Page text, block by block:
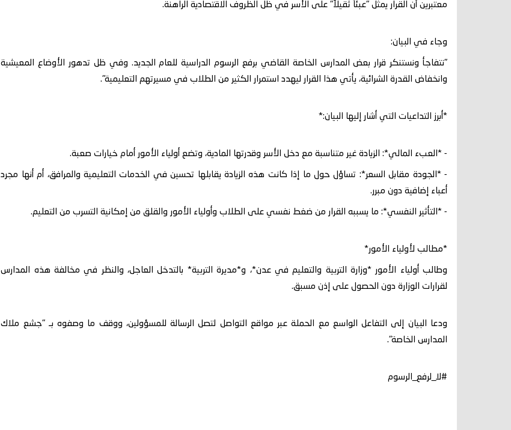
معتبرين أن القرار يمثل "عبئاً ثقيلاً" على الأسر في ظل الظروف الاقتصادية الراهنة.
وجاء في البيان:
"نتفاجأ ونستنكر قرار بعض المدارس الخاصة القاضي برفع الرسوم الدراسية للعام الجديد. وفي ظل تدهور الأوضاع المعيشية
وانخفاض القدرة الشرائية، يأتي هذا القرار ليهدد استمرار الكثير من الطلاب في مسيرتهم التعليمية".
*أبرز التداعيات التي أشار إليها البيان:*
- *العبء المالي*: الزيادة غير متناسبة مع دخل الأسر وقدرتها المادية، وتضع أولياء الأمور أمام خيارات صعبة.
- *الجودة مقابل السعر*: تساؤل حول ما إذا كانت هذه الزيادة يقابلها تحسين في الخدمات التعليمية والمرافق، أم أنها مجرد
أعباء إضافية دون مبرر.
- *التأثير النفسي*: ما يسببه القرار من ضغط نفسي على الطلاب وأولياء الأمور والقلق من إمكانية التسرب من التعليم.
*مطالب لأولياء الأمور*
وطالب أولياء الأمور *وزارة التربية والتعليم في عدن*، و*مديرة التربية* بالتدخل العاجل، والنظر في مخالفة هذه المدارس
لقرارات الوزارة دون الحصول على إذن مسبق.
ودعا البيان إلى التفاعل الواسع مع الحملة عبر مواقع التواصل لتصل الرسالة للمسؤولين، ووقف ما وصفوه بـ "جشع ملاك
المدارس الخاصة".
#لا_لرفع_الرسوم